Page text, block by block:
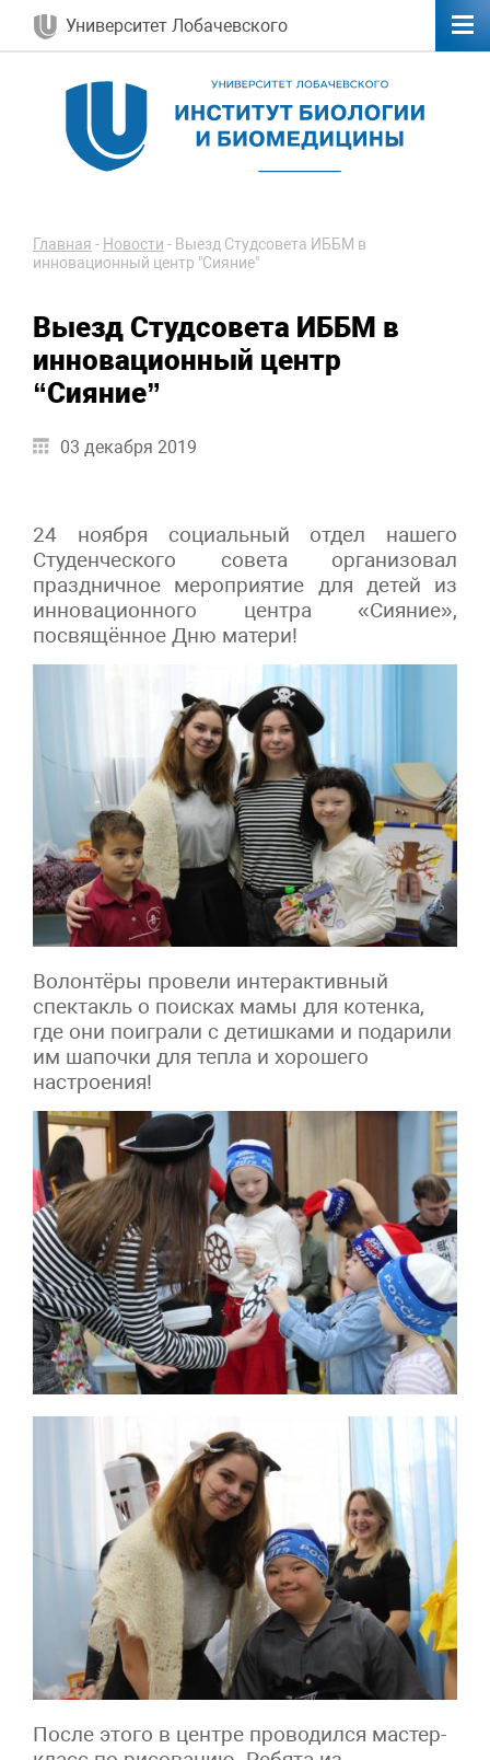
Университет Лобачевского
Главная - Новости - Выезд Студсовета ИББМ в
инновационный центр "Сияние"
Выезд Студсовета ИББМ в
инновационный центр
“Сияние”
03 декабря 2019
24 ноября социальный отдел нашего
Студенческого совета организовал
праздничное мероприятие для детей из
инновационного центра «Сияние»,
посвящённое Дню матери!
Волонтёры провели интерактивный
спектакль о поисках мамы для котенка,
где они поиграли с детишками и подарили
им шапочки для тепла и хорошего
настроения!
После этого в центре проводился мастер-